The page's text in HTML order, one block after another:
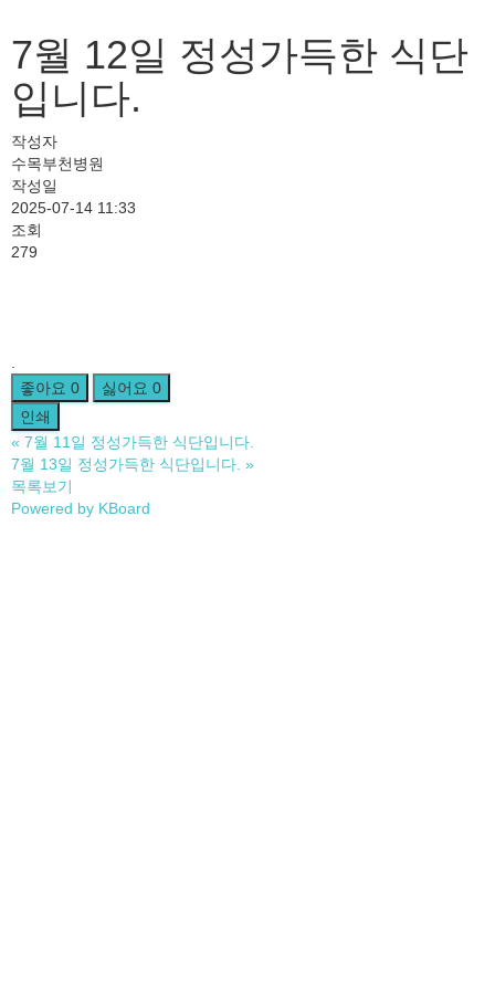
7월 12일 정성가득한 식단
입니다.
작성자
수목부천병원
작성일
2025-07-14 11:33
조회
279
좋아요 0 싫어요 0
인쇄
« 7월 11일 정성가득한 식단입니다.
7월 13일 정성가득한 식단입니다. »
목록보기
Powered by KBoard